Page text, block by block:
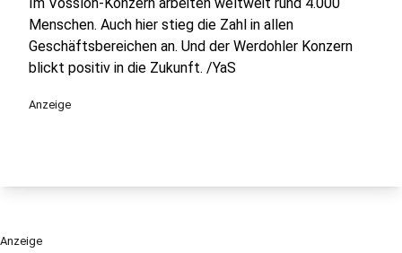
Menschen. Auch hier stieg die Zahl in allen
Geschäftsbereichen an. Und der Werdohler Konzern
blickt positiv in die Zukunft. /YaS
Anzeige
Anzeige